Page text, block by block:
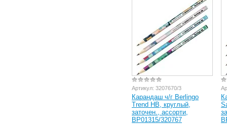
Артикул: 3207670/3
Карандаш ч/г Berlingo
Trend HB, круглый,
заточен., ассорти,
BP01315/320767